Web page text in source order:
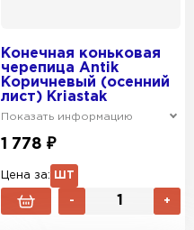
Конечная коньковая
черепица Antik
Коричневый (осенний
лист) Kriastak
Показать информацию
1 778 ₽
Цена за: ШТ
- +